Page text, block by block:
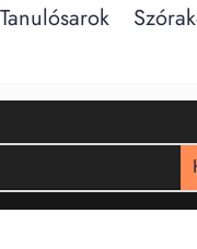
Tanulósarok